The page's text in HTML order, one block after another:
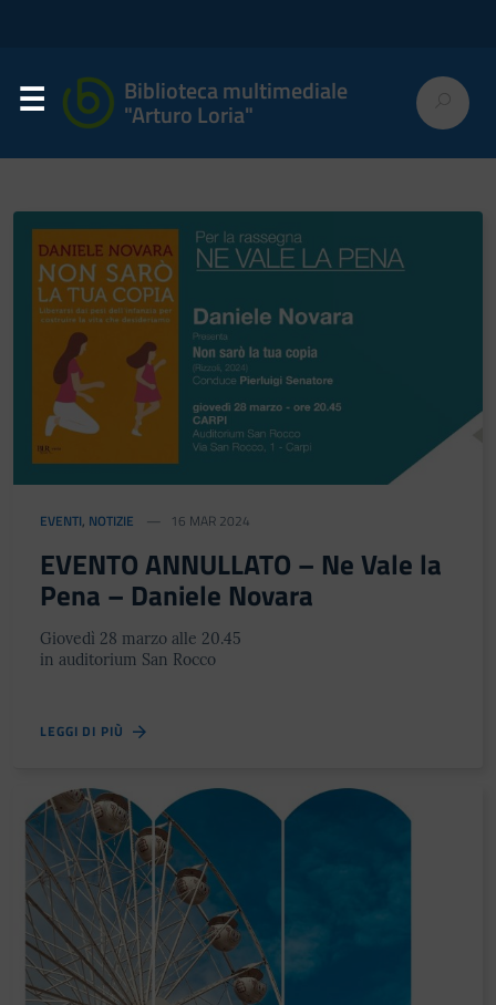
Biblioteca multimediale
"Arturo Loria"
Festa del Racconto
IL CASTELLO DEI RAGAZZI
EVENTI, NOTIZIE 16 MAR 2024
EVENTO ANNULLATO – Ne Vale la
Pena – Daniele Novara
Giovedì 28 marzo alle 20.45
in auditorium San Rocco
LEGGI DI PIÙ